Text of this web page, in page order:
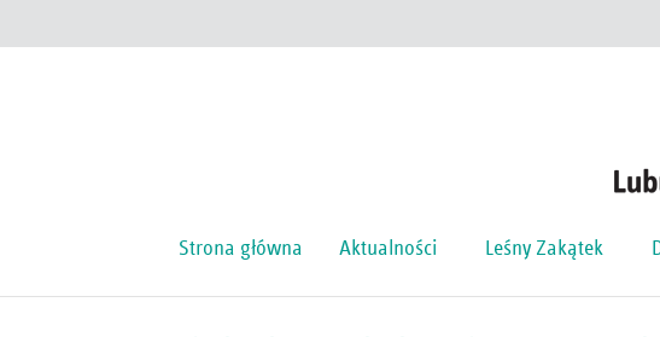
Strona główna Aktualności Leśny Zakątek